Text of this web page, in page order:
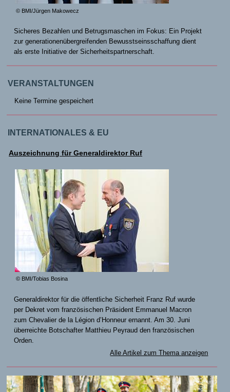
© BMI/Jürgen Makowecz
Sicheres Bezahlen und Betrugsmaschen im Fokus: Ein Projekt
zur generationenübergreifenden Bewusstseinsschaffung dient
als erste Initiative der Sicherheitspartnerschaft.
VERANSTALTUNGEN
Keine Termine gespeichert
INTERNATIONALES & EU
Auszeichnung für Generaldirektor Ruf
© BMI/Tobias Bosina
Generaldirektor für die öffentliche Sicherheit Franz Ruf wurde
per Dekret vom französischen Präsident Emmanuel Macron
zum Chevalier de la Légion d’Honneur ernannt. Am 30. Juni
überreichte Botschafter Matthieu Peyraud den französischen
Orden.
Alle Artikel zum Thema anzeigen